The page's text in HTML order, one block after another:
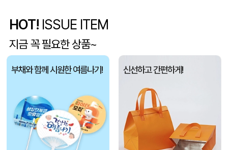
유OO
이OO 사각니들펜(0.7) 08-07
전OO [26년 설]CJ 스마트초이스 L호
김OO 접이식 장바구니 포켓가방 3종 1P 08-07
HOT! ISSUE ITEM
지금 꼭 필요한 상품~
부채와 함께 시원한 여름나기! 신선하고 간편하게!